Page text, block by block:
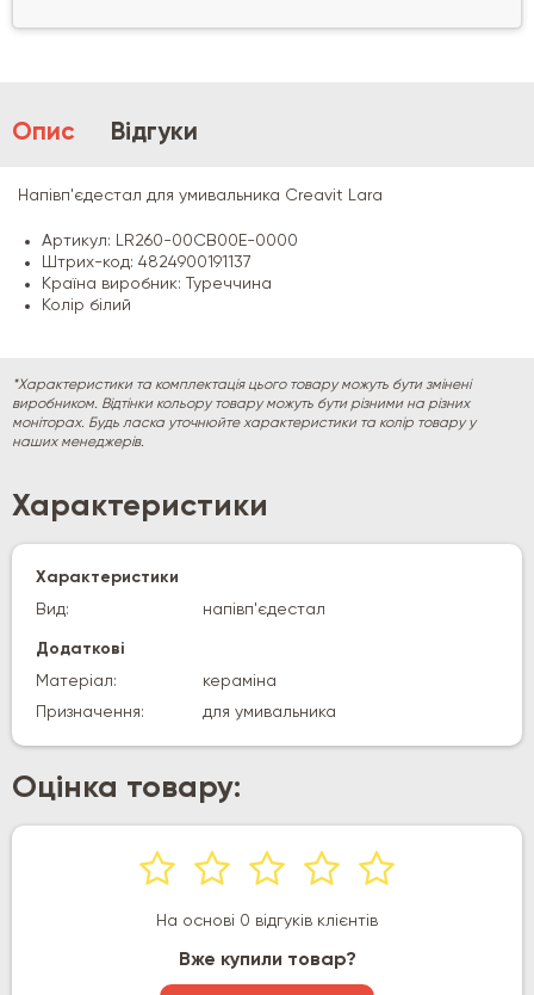
Опис Відгуки
Напівп'єдестал для умивальника Creavit Lara
Артикул: LR260-00CB00E-0000
Штрих-код: 4824900191137
Країна виробник: Туреччина
Колір білий
*Характеристики та комплектація цього товару можуть бути змінені
виробником. Відтінки кольору товару можуть бути різними на різних
моніторах. Будь ласка уточнюйте характеристики та колір товару у
наших менеджерів.
Характеристики
Характеристики
Вид:
напівп'єдестал
Додаткові
Матеріал:
кераміна
Призначення:
для умивальника
Оцінка товару:
На основі 0 відгуків клієнтів
Вже купили товар?